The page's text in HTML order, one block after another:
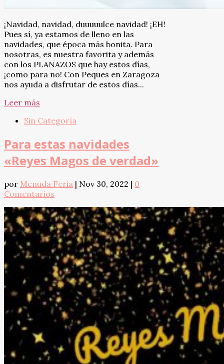
¡Navidad, navidad, duuuuulce navidad! ¡EH!
Pues sí, ya estamos de lleno en las
navidades, que época más bonita. Para
nosotras, es nuestra favorita y además
con los PLANAZOS que hay estos días,
¡como para no! Con Peques en Zaragoza
nos ayuda a disfrutar de estos días...
Leer más
Sin Categoría
Para estas navidades
«Reyes Magos de verdad»
por Menuda Feria | Nov 30, 2022 | 0
Comentarios